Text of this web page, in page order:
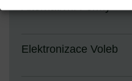
Alternativní Formy
Elektronizace Voleb